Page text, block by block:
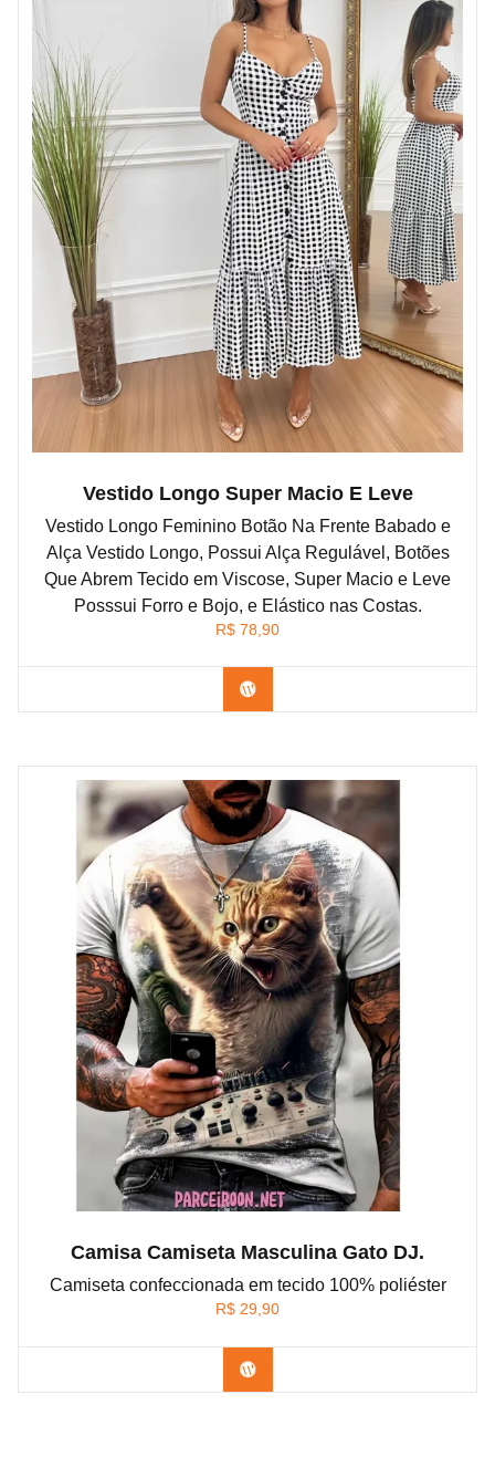
Vestido Longo Super Macio E Leve
Vestido Longo Feminino Botão Na Frente Babado e
Alça Vestido Longo, Possui Alça Regulável, Botões
Que Abrem Tecido em Viscose, Super Macio e Leve
Posssui Forro e Bojo, e Elástico nas Costas.
R$ 78,90
Confira na Shopee
Camisa Camiseta Masculina Gato DJ.
Camiseta confeccionada em tecido 100% poliéster
R$ 29,90
Confira na Shopee